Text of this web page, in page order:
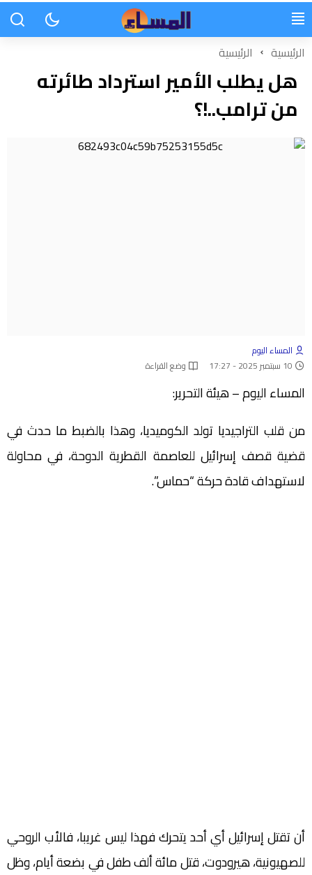
الرئيسية الرئيسية
هل يطلب الأمير استرداد طائرته
من ترامب..!؟
المساء اليوم
10 سبتمبر 2025 - 17:27
وضع القراءة
المساء اليوم – هيئة التحرير:
من قلب التراجيديا تولد الكوميديا، وهذا بالضبط ما حدث في
قضية قصف إسرائيل للعاصمة القطرية الدوحة، في محاولة
لاستهداف قادة حركة “حماس”.
أن تقتل إسرائيل أي أحد يتحرك فهذا ليس غريبا، فالأب الروحي
للصهيونية، هيرودوت، قتل مائة ألف طفل في بضعة أيام، وظل